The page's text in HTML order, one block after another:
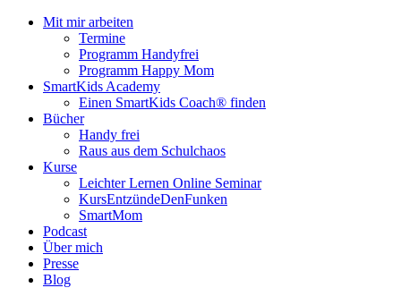
Mit mir arbeiten
Termine
Programm Handyfrei
Programm Happy Mom
SmartKids Academy
Einen SmartKids Coach® finden
Bücher
Handy frei
Raus aus dem Schulchaos
Kurse
Leichter Lernen Online Seminar
KursEntzündeDenFunken
SmartMom
Podcast
Über mich
Presse
Blog